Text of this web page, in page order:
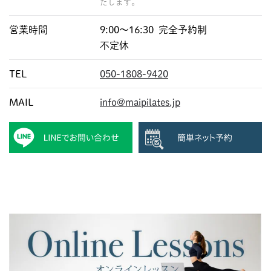
たします。
営業時間
9:00〜16:30 完全予約制
不定休
TEL 050-1808-9420
MAIL info@maipilates.jp